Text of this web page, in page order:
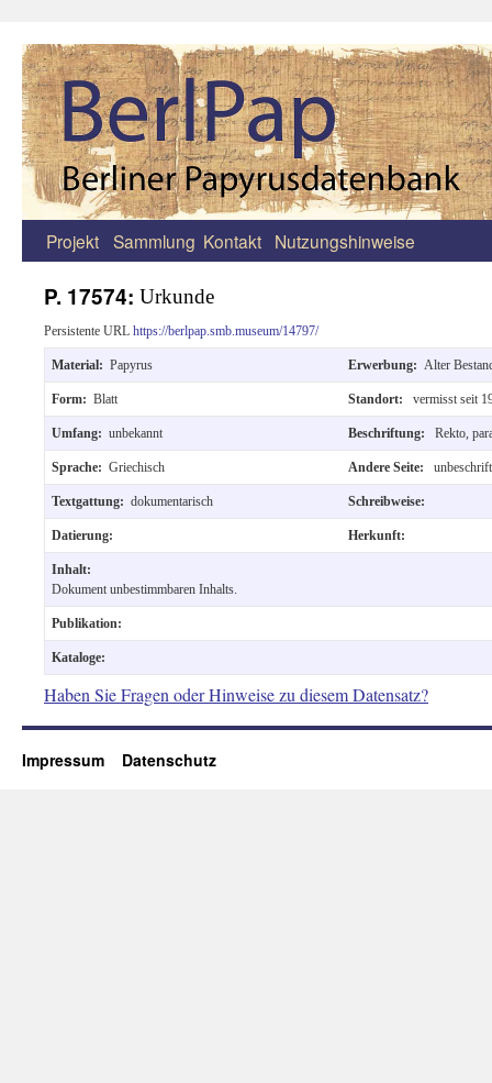
Zum
springen
Projekt Sammlung Kontakt Nutzungshinweise
P. 17574: Urkunde
Persistente URL https://berlpap.smb.museum/14797/
Material: Papyrus Erwerbung: Alter
Form: Blatt Standort: vermisst seit
Umfang: unbekannt Beschriftung: Rekto,
Sprache: Griechisch Andere Seite:
Textgattung: dokumentarisch Schreibweise:
Datierung: Herkunft:
Inhalt:
Dokument unbestimmbaren Inhalts.
Publikation:
Kataloge:
Haben Sie Fragen oder Hinweise zu diesem Datensatz?
Impressum Datenschutz